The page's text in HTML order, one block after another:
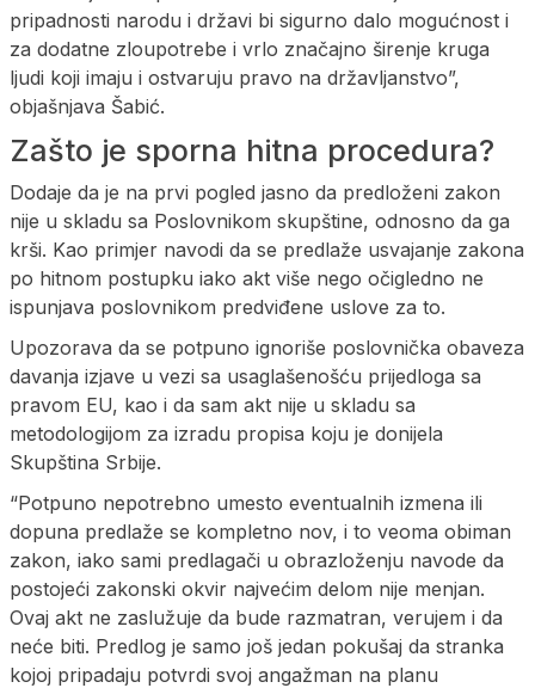
pripadnosti narodu i državi bi sigurno dalo mogućnost i
za dodatne zloupotrebe i vrlo značajno širenje kruga
ljudi koji imaju i ostvaruju pravo na državljanstvo”,
objašnjava Šabić.
Zašto je sporna hitna procedura?
Dodaje da je na prvi pogled jasno da predloženi zakon
nije u skladu sa Poslovnikom skupštine, odnosno da ga
krši. Kao primjer navodi da se predlaže usvajanje zakona
po hitnom postupku iako akt više nego očigledno ne
ispunjava poslovnikom predviđene uslove za to.
Upozorava da se potpuno ignoriše poslovnička obaveza
davanja izjave u vezi sa usaglašenošću prijedloga sa
pravom EU, kao i da sam akt nije u skladu sa
metodologijom za izradu propisa koju je donijela
Skupština Srbije.
“Potpuno nepotrebno umesto eventualnih izmena ili
dopuna predlaže se kompletno nov, i to veoma obiman
zakon, iako sami predlagači u obrazloženju navode da
postojeći zakonski okvir najvećim delom nije menjan.
Ovaj akt ne zaslužuje da bude razmatran, verujem i da
neće biti. Predlog je samo još jedan pokušaj da stranka
kojoj pripadaju potvrdi svoj angažman na planu